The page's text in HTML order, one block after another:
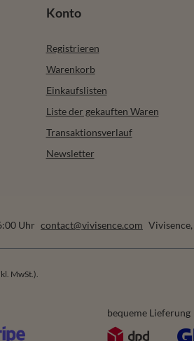
Konto
Registrieren
Warenkorb
Einkaufslisten
Liste der gekauften Waren
Transaktionsverlauf
Newsletter
Uhr contact@vivisence.com Vivisence,
MwSt.).
bequeme Lieferung